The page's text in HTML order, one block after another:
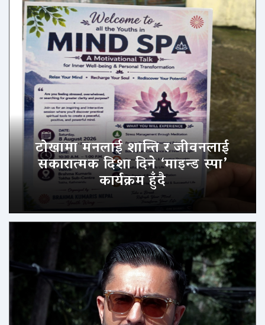
टोखामा मनलाई शान्ति र जीवनलाई
सकारात्मक दिशा दिने ‘माइन्ड स्पा’
कार्यक्रम हुँदै